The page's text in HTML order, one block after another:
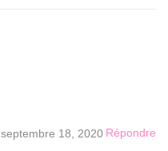
septembre 18, 2020 Répondre